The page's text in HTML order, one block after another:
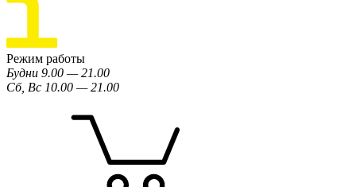
Режим работы
Будни 9.00 — 21.00
Сб, Вс 10.00 — 21.00